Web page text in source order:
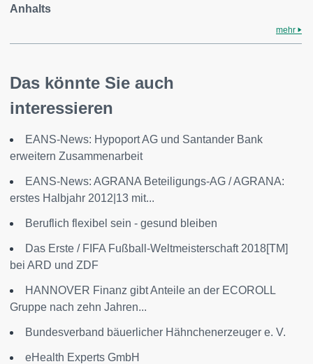
Anhalts
mehr
Das könnte Sie auch
interessieren
EANS-News: Hypoport AG und Santander Bank
erweitern Zusammenarbeit
EANS-News: AGRANA Beteiligungs-AG / AGRANA:
erstes Halbjahr 2012|13 mit...
Beruflich flexibel sein - gesund bleiben
Das Erste / FIFA Fußball-Weltmeisterschaft 2018[TM]
bei ARD und ZDF
HANNOVER Finanz gibt Anteile an der ECOROLL
Gruppe nach zehn Jahren...
Bundesverband bäuerlicher Hähnchenerzeuger e. V.
eHealth Experts GmbH